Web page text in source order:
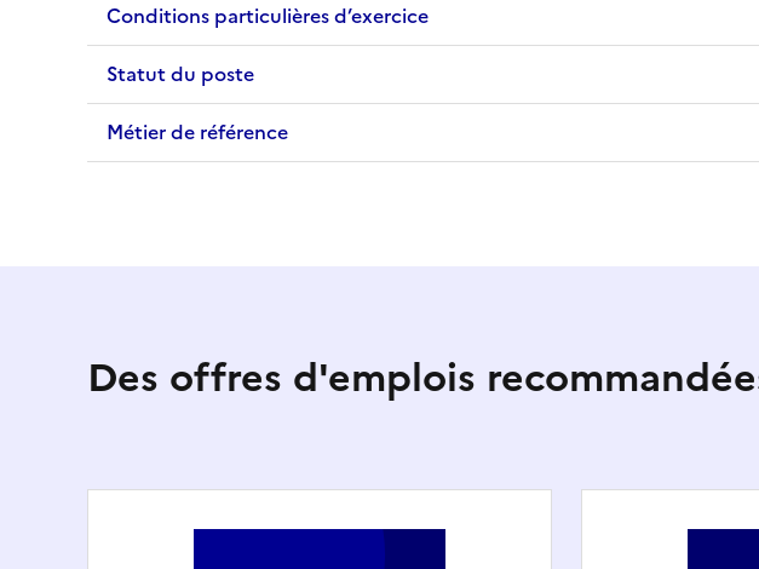
Conditions particulières d’exercice
Statut du poste
Métier de référence
Des offres d'emplois